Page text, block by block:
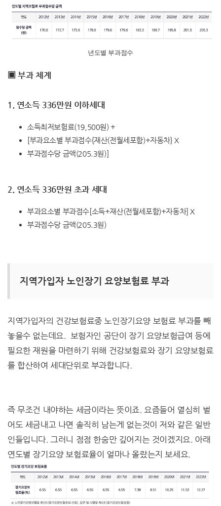
년도별 부과점수
▣ 부과 체계
1. 연소득 336만원 이하세대
소득최저보험료(19,500원) +
[부과요소별 부과점수{재산(전월세포함)+자동차} X
부과점수당 금액(205.3원)]
2. 연소득 336만원 초과 세대
부과요소별 부과점수[소득+재산(전월세포함)+자동차] X
부과점수당 금액(205.3원)
지역가입자 노인장기 요양보험료 부과
지역가입자의 건강보험료중 노인장기요양 보험료 부과를 빼
놓을수 없는데요. 보험자인 공단이 장기 요양보험급여 등에
필요한 재원을 마련하기 위해 건강보험료와 장기 요양보험료
를 합산하여 세대단위로 부과합니다.
즉 무조건 내야하는 세금이라는 뜻이죠. 요즘들어 열심히 벌
어도 세금내고 나면 솔직히 남는게 없는것이 저와 같은 일반
인들입니다. 그러니 점점 한숨만 깊어지는 것이겠지요. 아래
연도별 장기요양 보험료율이 얼마나 올랐는지 보세요.